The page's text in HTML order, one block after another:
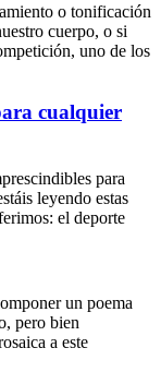
o tonificación
cuerpo, o si
uno de los
cualquier
para
leyendo estas
el deporte
un poema
pero bien
a este